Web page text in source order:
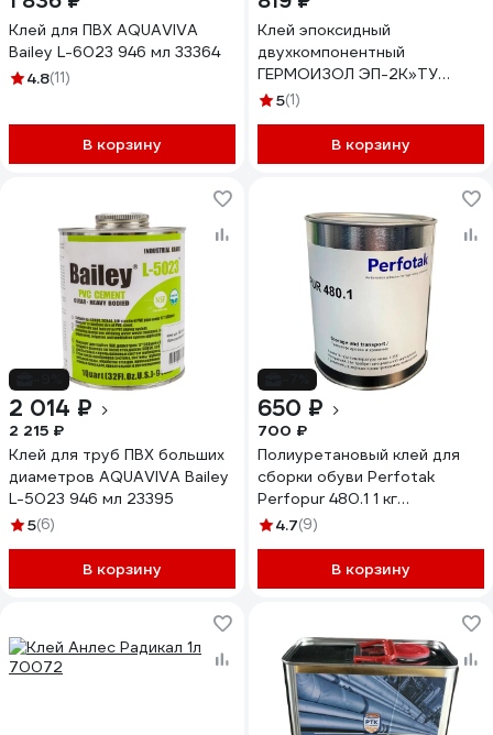
Клей для ПВХ AQUAVIVA
Bailey L-6023 946 мл 33364
4.8(11)
В корзину
Клей эпоксидный
двухкомпонентный
ГЕРМОИЗОЛ ЭП-2К»ТУ
20.16.40-039-03495485-
500 гр. (паста 435 гр. +
отвердитель 65 гр.)
5(1)
В корзину
2 014 ₽
2 215 ₽
Клей для труб ПВХ больших
диаметров AQUAVIVA Bailey
L-5023 946 мл 23395
5(6)
В корзину
650 ₽
700 ₽
Полиуретановый клей для
сборки обуви Perfotak
Perfopur 480.1 1 кг
PFR4801001
4.7(9)
В корзину